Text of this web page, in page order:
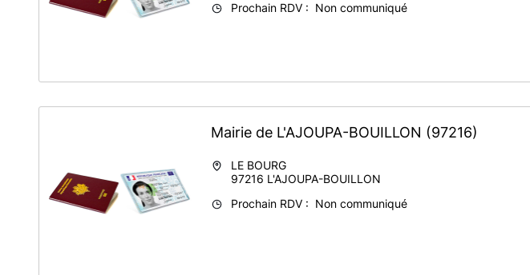
Prochain RDV : Non communiqué
Mairie de L'AJOUPA-BOUILLON (97216)
LE BOURG
97216 L'AJOUPA-BOUILLON
Prochain RDV : Non communiqué